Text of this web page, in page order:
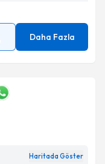
Daha Fazla
Haritada Göster